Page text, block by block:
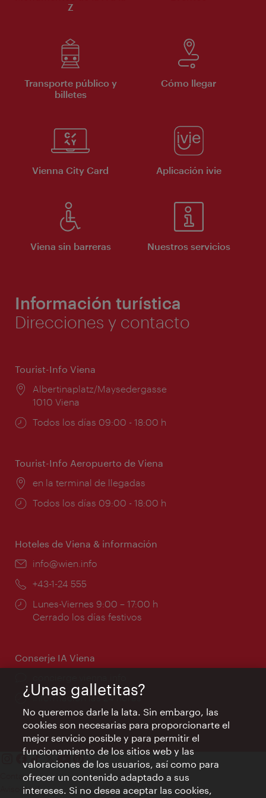
Z
Transporte público y
billetes
Cómo llegar
Vienna City Card Aplicación ivie
Viena sin barreras Nuestros servicios
Información turística
Direcciones y contacto
Tourist-Info Viena
Lugar:
Albertinaplatz/Maysedergasse
1010 Viena
Horarios
Todos los días 09:00 - 18:00 h
Tourist-Info Aeropuerto de Viena
Lugar:
en la terminal de llegadas
Horarios
Todos los días 09:00 - 18:00 h
Hoteles de Viena & información
e-
info@wien.info
Teléfono:
+43-1-24 555
Horarios
de
Lunes-Viernes 9:00 – 17:00 h
Cerrado los días festivos
Conserje IA Viena
Información las 24 horas
Contacto
Aviso legal
¿Unas galletitas?
No queremos darle la lata. Sin embargo, las
cookies son necesarias para proporcionarte el
mejor servicio posible y para permitir el
funcionamiento de los sitios web y las
valoraciones de los usuarios, así como para
ofrecer un contenido adaptado a sus
intereses. Si no desea aceptar las cookies,